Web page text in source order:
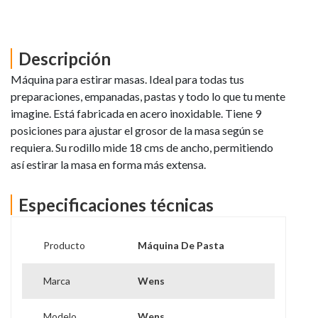
Descripción
Máquina para estirar masas. Ideal para todas tus
preparaciones, empanadas, pastas y todo lo que tu mente
imagine. Está fabricada en acero inoxidable. Tiene 9
posiciones para ajustar el grosor de la masa según se
requiera. Su rodillo mide 18 cms de ancho, permitiendo
así estirar la masa en forma más extensa.
Especificaciones técnicas
Producto Máquina De Pasta
Marca Wens